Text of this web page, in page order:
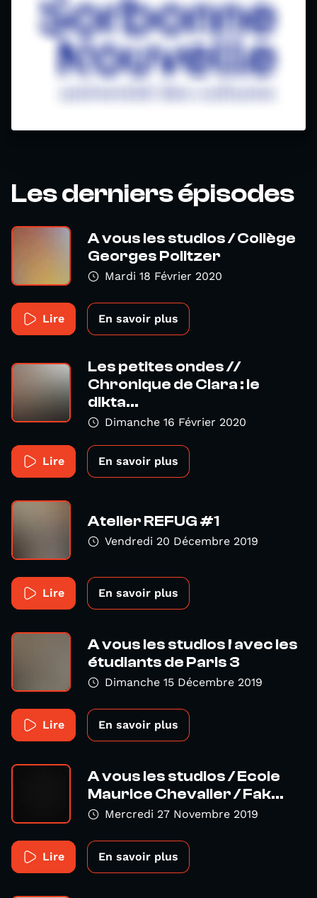
Les derniers épisodes
A vous les studios / Collège
Georges Politzer
Mardi 18 Février 2020
Lire En savoir plus
Les petites ondes //
Chronique de Clara : le
dikta...
Dimanche 16 Février 2020
Lire En savoir plus
Atelier REFUG #1
Vendredi 20 Décembre 2019
Lire En savoir plus
A vous les studios ! avec les
étudiants de Paris 3
Dimanche 15 Décembre 2019
Lire En savoir plus
A vous les studios / Ecole
Maurice Chevalier / Fak...
Mercredi 27 Novembre 2019
Lire En savoir plus